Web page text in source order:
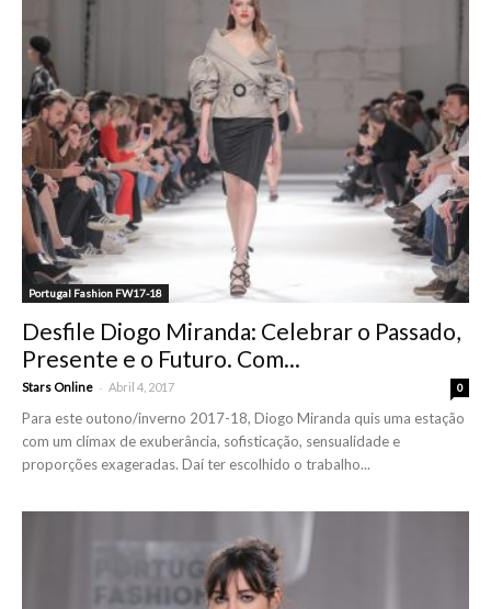
Portugal Fashion FW17-18
Desfile Diogo Miranda: Celebrar o Passado,
Presente e o Futuro. Com...
Stars Online - Abril 4, 2017 0
Para este outono/inverno 2017-18, Diogo Miranda quis uma estação
com um clímax de exuberância, sofisticação, sensualidade e
proporções exageradas. Daí ter escolhido o trabalho...